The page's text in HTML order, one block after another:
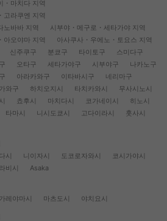
・마치다 지역
고라쿠엔 지역
노바바 지역
시부야・메구로・세타가야 지역
아오야마 지역
아사쿠사・우에노・토요스 지역
신주쿠구 분쿄구 타이토구
스미다구
오타구 세타가야구 시부야구
나카노구
아라카와구 이타바시구
네리마구
와구 하치오지시 타치카와시
무사시노시
쵸후시 마치다시 코가네이시
히노시
타마시 니시도쿄시 고다이라시
훗사시
시 니이자시 도코로자와시
코시가야시
비시 Asaka
레야마시 마츠도시 야치요시